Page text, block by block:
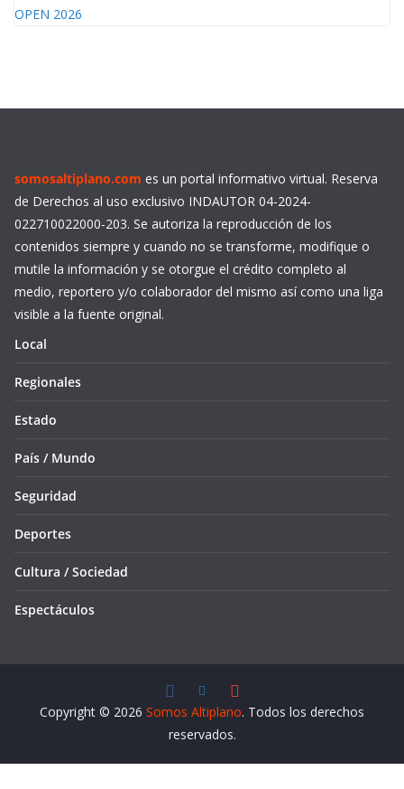
somosaltiplano.com es un portal informativo virtual. Reserva
de Derechos al uso exclusivo INDAUTOR 04-2024-
022710022000-203. Se autoriza la reproducción de los
contenidos siempre y cuando no se transforme, modifique o
mutile la información y se otorgue el crédito completo al
medio, reportero y/o colaborador del mismo así como una liga
visible a la fuente original.
Local
Regionales
Estado
País / Mundo
Seguridad
Deportes
Cultura / Sociedad
Espectáculos
Copyright © 2026 Somos Altiplano. Todos los derechos
reservados.